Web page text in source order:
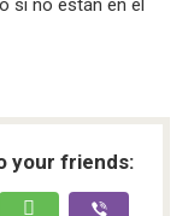
si no están en el
your friends: